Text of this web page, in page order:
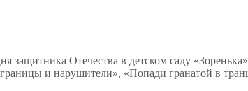
защитника Отечества в детском саду
и нарушители», «Попади гранатой в